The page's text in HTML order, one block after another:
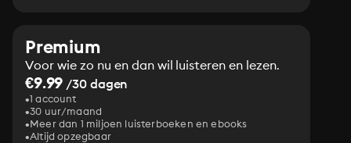
Premium
Voor wie zo nu en dan wil luisteren en lezen.
€9.99 /30 dagen
1 account
30 uur/maand
Meer dan 1 miljoen luisterboeken en ebooks
Altijd opzegbaar